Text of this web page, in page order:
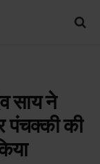
साय ने
पंचक्की की